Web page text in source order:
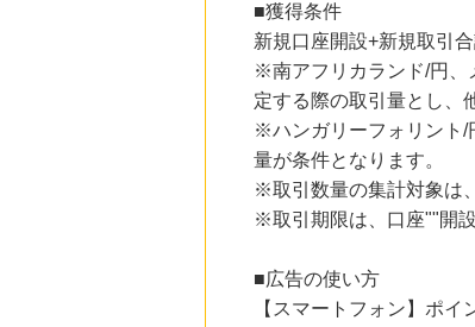
■獲得条件
新規口座開設+新規取引
※南アフリカランド/円、
定する際の取引量とし、
※ハンガリーフォリント/
量が条件となります。
※取引数量の集計対象は
※取引期限は、口座""開
■広告の使い方
【スマートフォン】ポ